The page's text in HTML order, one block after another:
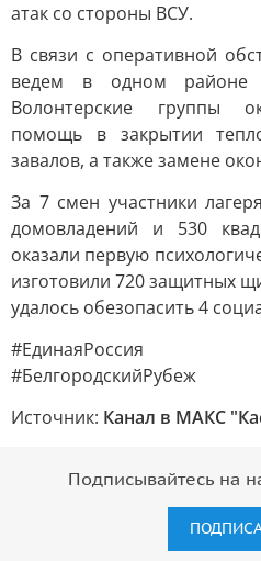
атак со стороны ВСУ.
В связи с оперативной
ведем в одном районе
Волонтерские группы
помощь в закрытии
завалов, а также замене
За 7 смен участники
домовладений и 530
оказали первую
изготовили 720 защитных
удалось обезопасить 4
#ЕдинаяРоссия
#БелгородскийРубеж
Источник: Канал в МАКС
Подписывайтесь на